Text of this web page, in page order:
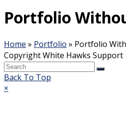
Portfolio
Home » Portfolio » Portfolio
Copyright White Hawks Support
Back To Top
×